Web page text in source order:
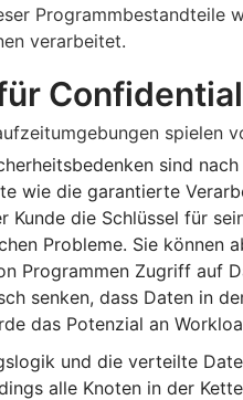
Programmbestandteile
verarbeitet.
spielen
sind
wie die garantierte
Kunde die Schlüssel für
Probleme. Sie können
Programmen Zugriff auf
senken, dass Daten in
das Potenzial an
und die verteilte
alle Knoten in der